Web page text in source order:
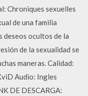
Chroniques sexuelles
de una familia
deseos ocultos de la
de la sexualidad se
maneras. Calidad:
Audio: Ingles
DE DESCARGA: